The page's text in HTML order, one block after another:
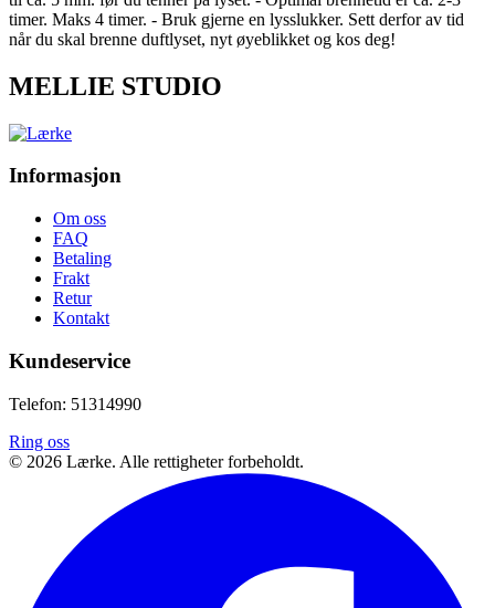
timer. Maks 4 timer. - Bruk gjerne en lysslukker. Sett derfor av tid
når du skal brenne duftlyset, nyt øyeblikket og kos deg!
MELLIE STUDIO
Informasjon
Om oss
FAQ
Betaling
Frakt
Retur
Kontakt
Kundeservice
Telefon: 51314990
Ring oss
© 2026 Lærke. Alle rettigheter forbeholdt.